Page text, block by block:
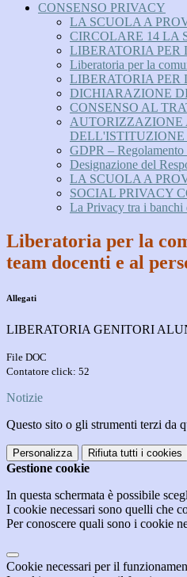
CONSENSO PRIVACY
LA SCUOLA A
CIRCOLARE 14 LA
LIBERATORIA
Liberatoria per la
LIBERATORIA
DICHIARAZIONE
CONSENSO AL
AUTORIZZAZIONE
DELL'ISTITUZIONE
GDPR –
Designazione del
LA SCUOLA A
SOCIAL PRIVACY
La Privacy tra i banchi
Liberatoria per la
team docenti e al
Allegati
LIBERATORIA GENITORI
File DOC
Contatore click: 52
Notizie
Questo sito o gli strumenti terzi da
Personalizza Rifiuta tutti i cookies
Gestione cookie
In questa schermata è possibile
I cookie necessari sono quelli che
Per conoscere quali sono i cookie
Cookie necessari per il